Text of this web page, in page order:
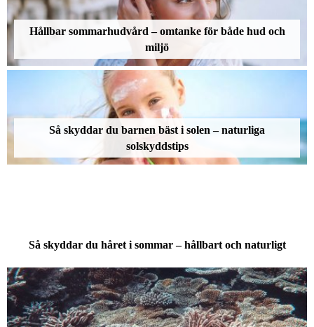
Hållbar sommarhudvård – omtanke för både hud och
miljö
Så skyddar du barnen bäst i solen – naturliga
solskyddstips
Så skyddar du håret i sommar – hållbart och naturligt